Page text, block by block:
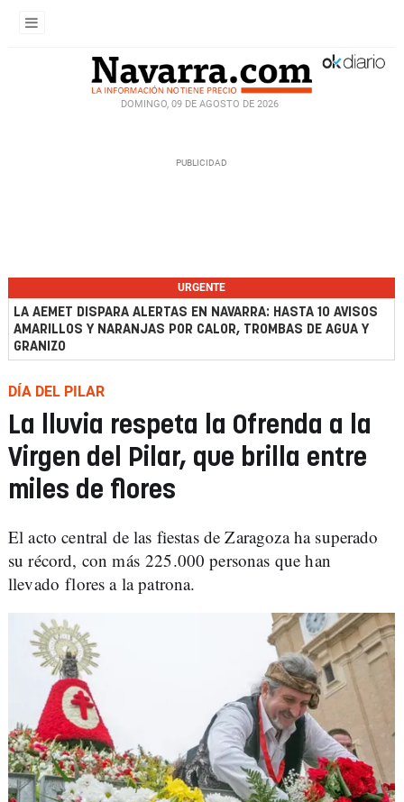
DOMINGO, 09 DE AGOSTO DE 2026
URGENTE
LA AEMET DISPARA ALERTAS EN NAVARRA: HASTA 10 AVISOS
AMARILLOS Y NARANJAS POR CALOR, TROMBAS DE AGUA Y
GRANIZO
DÍA DEL PILAR
La lluvia respeta la Ofrenda a la
Virgen del Pilar, que brilla entre
miles de flores
El acto central de las fiestas de Zaragoza ha superado
su récord, con más 225.000 personas que han
llevado flores a la patrona.